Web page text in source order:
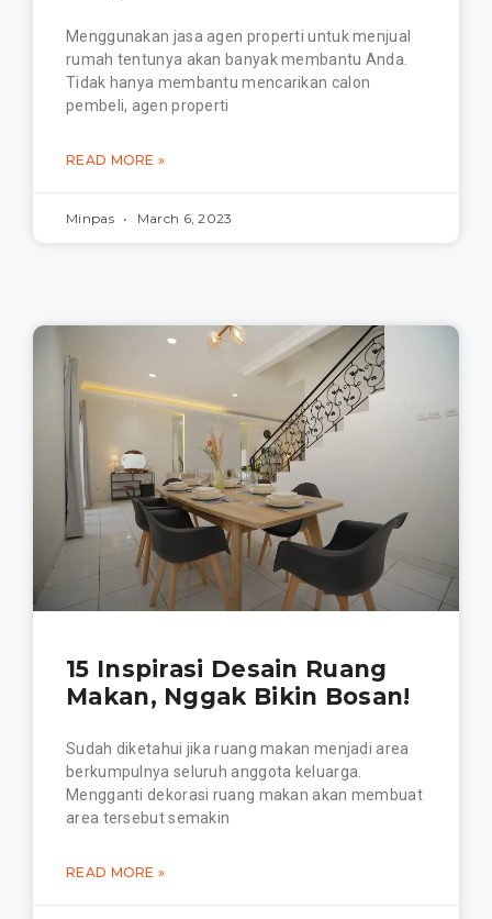
Menggunakan jasa agen properti untuk menjual
rumah tentunya akan banyak membantu Anda.
Tidak hanya membantu mencarikan calon
pembeli, agen properti
READ MORE »
Minpas March 6, 2023
15 Inspirasi Desain Ruang
Makan, Nggak Bikin Bosan!
Sudah diketahui jika ruang makan menjadi area
berkumpulnya seluruh anggota keluarga.
Mengganti dekorasi ruang makan akan membuat
area tersebut semakin
READ MORE »